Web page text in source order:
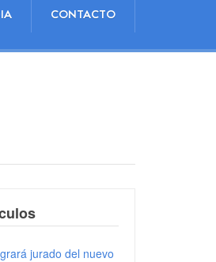
CONTACTO
jurado del nuevo